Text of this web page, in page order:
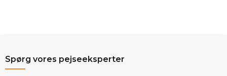
Spørg vores pejseeksperter